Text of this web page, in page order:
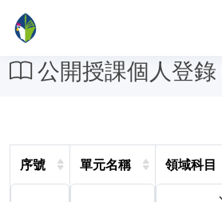
公開授課個人登錄
序號 單元名稱 領域科目